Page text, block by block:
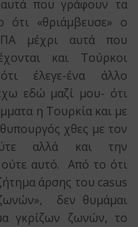
που γράφουν τα
ότι «θριάμβευσε» ο
μέχρι αυτά που
και Τούρκοι
έλεγε-ένα άλλο
εδώ μαζί μου- ότι
η Τουρκία και με
χθες με τον
αλλά και την
ούτε αυτό. Από το ότι
άρσης του casus
δεν θυμάμαι
γκρίζων ζωνών, το